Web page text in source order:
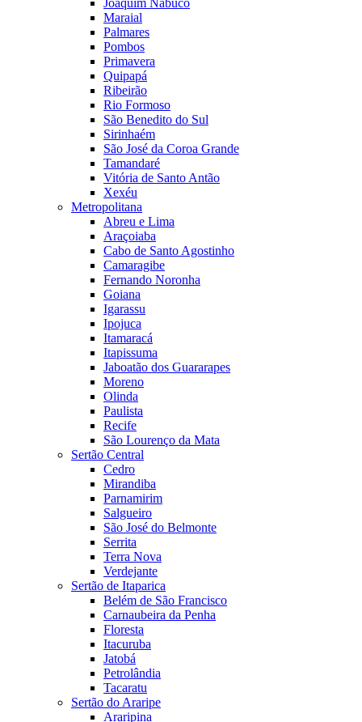
Joaquim Nabuco
Maraial
Palmares
Pombos
Primavera
Quipapá
Ribeirão
Rio Formoso
São Benedito do Sul
Sirinhaém
São José da Coroa Grande
Tamandaré
Vitória de Santo Antão
Xexéu
Metropolitana
Abreu e Lima
Araçoiaba
Cabo de Santo Agostinho
Camaragibe
Fernando Noronha
Goiana
Igarassu
Ipojuca
Itamaracá
Itapissuma
Jaboatão dos Guararapes
Moreno
Olinda
Paulista
Recife
São Lourenço da Mata
Sertão Central
Cedro
Mirandiba
Parnamirim
Salgueiro
São José do Belmonte
Serrita
Terra Nova
Verdejante
Sertão de Itaparica
Belém de São Francisco
Carnaubeira da Penha
Floresta
Itacuruba
Jatobá
Petrolândia
Tacaratu
Sertão do Araripe
Araripina